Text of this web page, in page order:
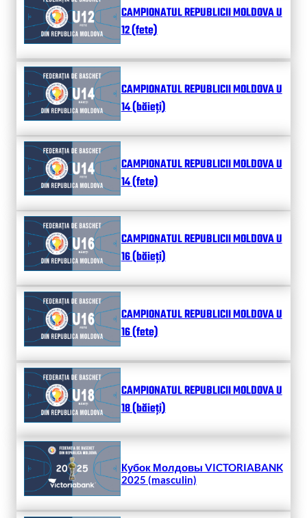
CAMPIONATUL REPUBLICII MOLDOVA U
12 (fete)
CAMPIONATUL REPUBLICII MOLDOVA U
14 (băieți)
CAMPIONATUL REPUBLICII MOLDOVA U
14 (fete)
CAMPIONATUL REPUBLICII MOLDOVA U
16 (băieți)
CAMPIONATUL REPUBLICII MOLDOVA U
16 (fete)
CAMPIONATUL REPUBLICII MOLDOVA U
18 (băieți)
Кубок Молдовы VICTORIABANK
2025 (masculin)